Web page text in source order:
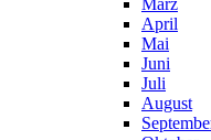
März
April
Mai
Juni
Juli
August